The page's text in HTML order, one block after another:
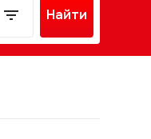
Найти